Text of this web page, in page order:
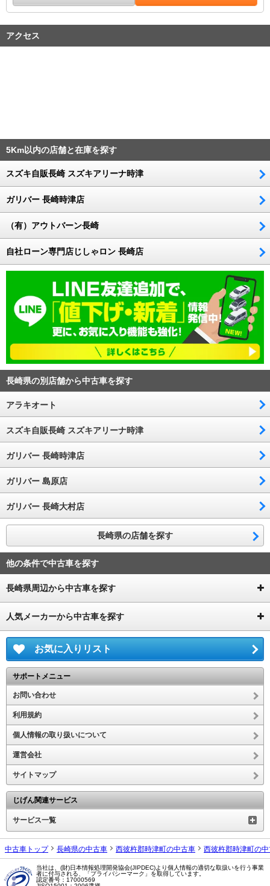
アクセス
5Km以内の店舗と在庫を探す
スズキ自販長崎 スズキアリーナ時津
ガリバー 長崎時津店
（有）アウトバーン長崎
自社ローン専門店じしゃロン 長崎店
長崎県の別店舗から中古車を探す
アラキオート
スズキ自販長崎 スズキアリーナ時津
ガリバー 長崎時津店
ガリバー 島原店
ガリバー 長崎大村店
長崎県の店舗を探す
他の条件で中古車を探す
長崎県周辺から中古車を探す
人気メーカーから中古車を探す
お気に入りリスト
サポートメニュー
お問い合わせ
利用規約
個人情報の取り扱いについて
運営会社
サイトマップ
じげん関連サービス
サービス一覧
中古車トップ 長崎県の中古車 西彼杵郡時津町の中古車 西彼杵郡時津町の
当社は、(財)日本情報処理開発協会(JIPDEC)より個人情報の適切な取扱いを行う事業
者に付与される、「プライバシーマーク」を取得しています。
認定番号：17000569